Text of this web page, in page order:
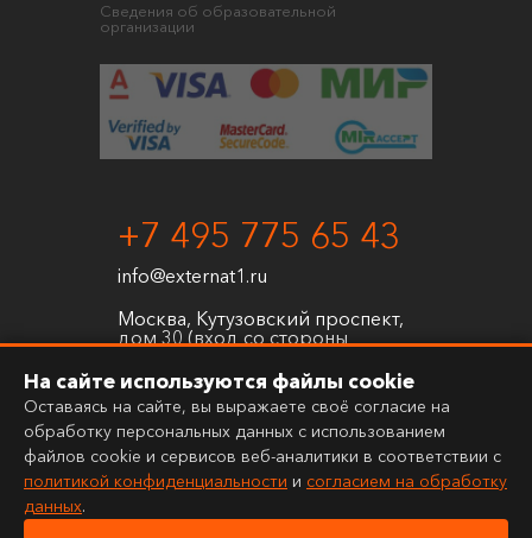
Сведения об образовательной
организации
+7 495 775 65 43
info@externat1.ru
Москва, Кутузовский проспект,
дом 30 (вход со стороны
3580)
На сайте используются файлы cookie
Оставаясь на сайте, вы выражаете своё согласие на
обработку персональных данных с использованием
файлов cookie и сервисов веб-аналитики в соответствии с
политикой конфиденциальности и согласием на обработку
данных.